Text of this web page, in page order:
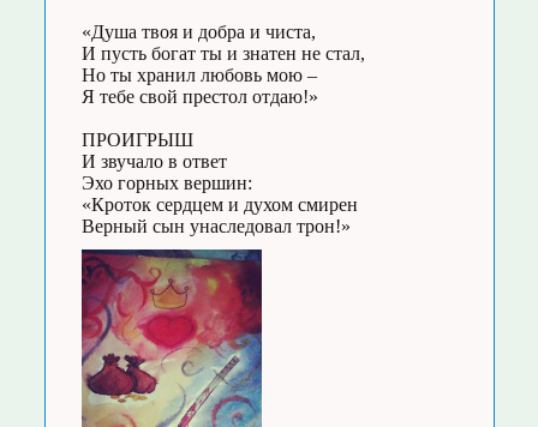
«Душа твоя и добра и чиста,
И пусть богат ты и знатен не стал,
Но ты хранил любовь мою –
Я тебе свой престол отдаю!»
ПРОИГРЫШ
И звучало в ответ
Эхо горных вершин:
«Кроток сердцем и духом смирен
Верный сын унаследовал трон!»